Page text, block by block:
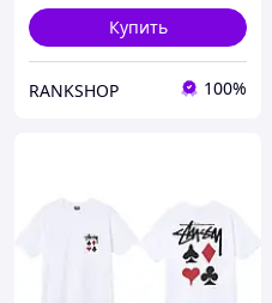
Купить
RANKSHOP 100%